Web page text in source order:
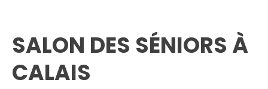
SALON DES SÉNIORS À
CALAIS